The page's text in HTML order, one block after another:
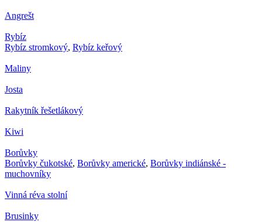
Angrešt
Rybíz
Rybíz stromkový, Rybíz keřový
Maliny
Josta
Rakytník řešetlákový
Kiwi
Borůvky
Borůvky čukotské, Borůvky americké, Borůvky indiánské -
muchovníky
Vinná réva stolní
Brusinky